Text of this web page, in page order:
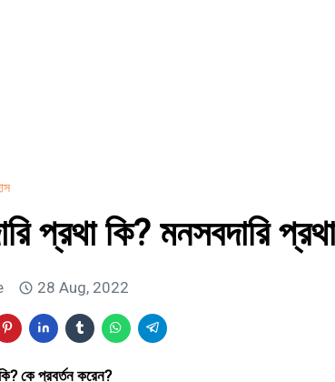
প্রথা কি? মনসবদারি
28 Aug, 2022
কে প্রবর্তন করেন?